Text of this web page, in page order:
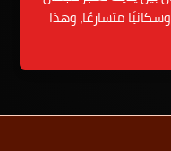
متسارعًا، وهذا